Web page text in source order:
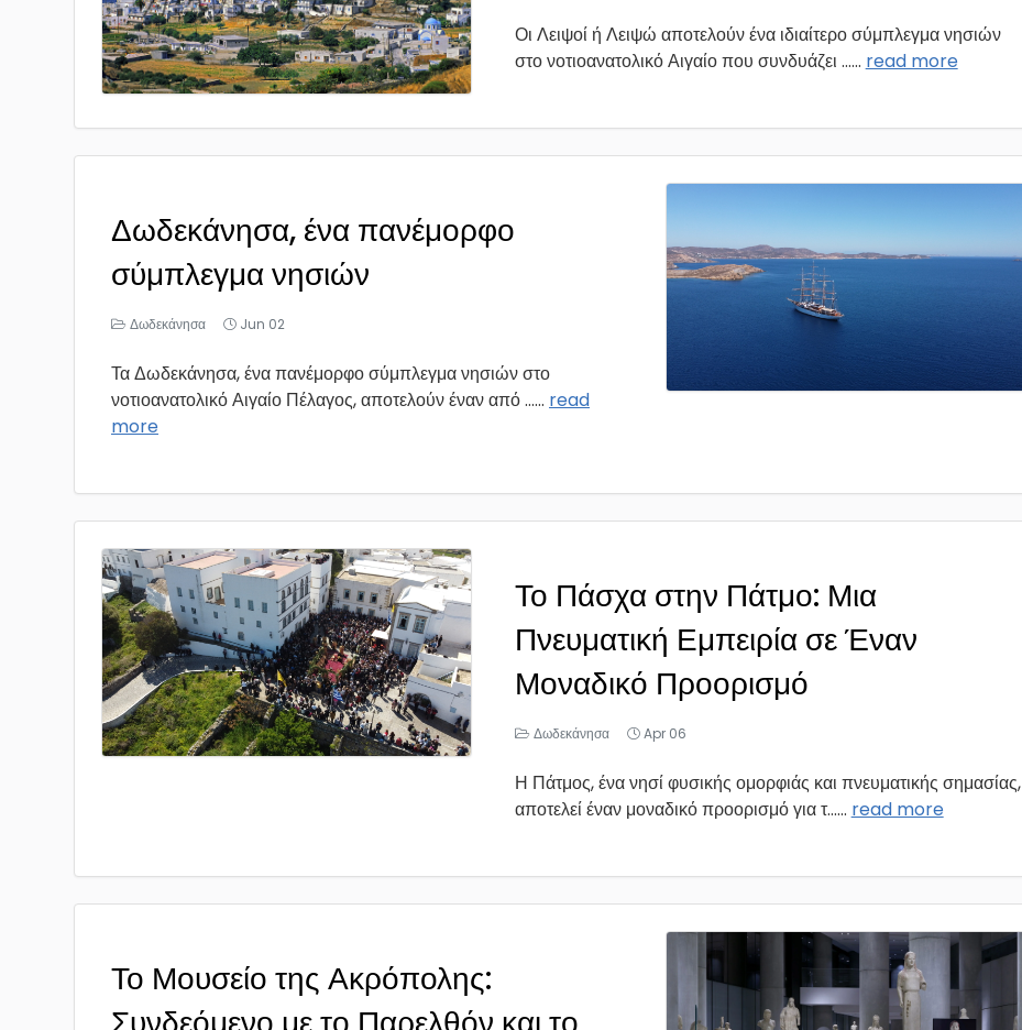
Οι Λειψοί ή Λειψώ αποτελούν ένα ιδιαίτερο σύμπλεγμα νησιών
στο νοτιοανατολικό Αιγαίο που συνδυάζει ...... read more
Δωδεκάνησα, ένα πανέμορφο
σύμπλεγμα νησιών
Δωδεκάνησα Jun 02
Τα Δωδεκάνησα, ένα πανέμορφο σύμπλεγμα νησιών στο
νοτιοανατολικό Αιγαίο Πέλαγος, αποτελούν έναν από ...... read
more
Το Πάσχα στην Πάτμο: Μια
Πνευματική Εμπειρία σε Έναν
Μοναδικό Προορισμό
Δωδεκάνησα Apr 06
Η Πάτμος, ένα νησί φυσικής ομορφιάς και πνευματικής σημασίας,
αποτελεί έναν μοναδικό προορισμό για τ...... read more
Το Μουσείο της Ακρόπολης: